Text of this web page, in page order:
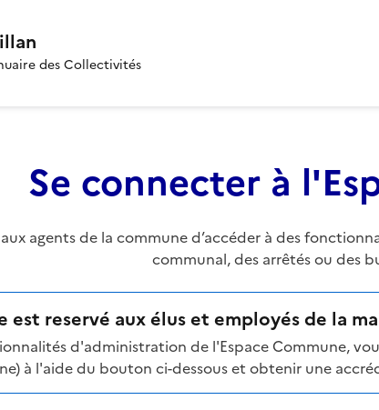
des Collectivités
Se connecter à
agents de la commune d’accéder à des
communal, des arrêtés ou des
est reservé aux élus et employés de la
d'administration de l'Espace Commune,
à l'aide du bouton ci-dessous et obtenir une